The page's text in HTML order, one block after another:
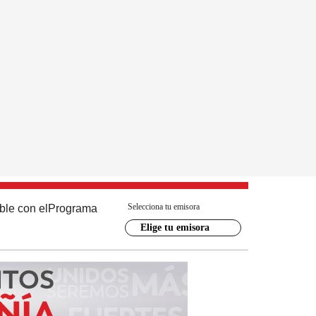
con el Programa Selecciona tu emisora
Elige tu emisora